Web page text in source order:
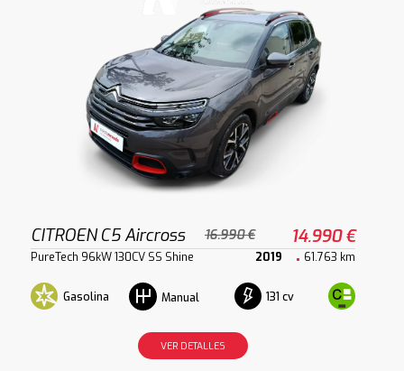
CITROEN C5 Aircross 16.990 € 14.990 €
PureTech 96kW 130CV SS Shine 2019 61.763 km
Gasolina Manual 131 cv
VER DETALLES